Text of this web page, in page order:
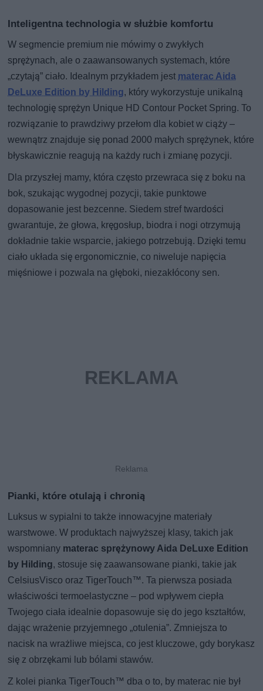
Inteligentna technologia w służbie komfortu
W segmencie premium nie mówimy o zwykłych
sprężynach, ale o zaawansowanych systemach, które
„czytają” ciało. Idealnym przykładem jest materac Aida
DeLuxe Edition by Hilding, który wykorzystuje unikalną
technologię sprężyn Unique HD Contour Pocket Spring. To
rozwiązanie to prawdziwy przełom dla kobiet w ciąży –
wewnątrz znajduje się ponad 2000 małych sprężynek, które
błyskawicznie reagują na każdy ruch i zmianę pozycji.
Dla przyszłej mamy, która często przewraca się z boku na
bok, szukając wygodnej pozycji, takie punktowe
dopasowanie jest bezcenne. Siedem stref twardości
gwarantuje, że głowa, kręgosłup, biodra i nogi otrzymują
dokładnie takie wsparcie, jakiego potrzebują. Dzięki temu
ciało układa się ergonomicznie, co niweluje napięcia
mięśniowe i pozwala na głęboki, niezakłócony sen.
Pianki, które otulają i chronią
Luksus w sypialni to także innowacyjne materiały
warstwowe. W produktach najwyższej klasy, takich jak
wspomniany materac sprężynowy Aida DeLuxe Edition
by Hilding, stosuje się zaawansowane pianki, takie jak
CelsiusVisco oraz TigerTouch™. Ta pierwsza posiada
właściwości termoelastyczne – pod wpływem ciepła
Twojego ciała idealnie dopasowuje się do jego kształtów,
dając wrażenie przyjemnego „otulenia”. Zmniejsza to
nacisk na wrażliwe miejsca, co jest kluczowe, gdy borykasz
się z obrzękami lub bólami stawów.
Z kolei pianka TigerTouch™ dba o to, by materac nie był